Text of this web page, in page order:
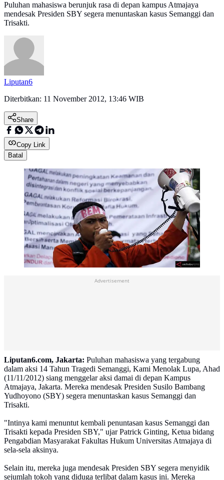
Puluhan mahasiswa berunjuk rasa di depan kampus Atmajaya
mendesak Presiden SBY segera menuntaskan kasus Semanggi dan
Trisakti.
Liputan6
Diterbitkan: 11 November 2012, 13:46 WIB
Share
Copy Link
Batal
Advertisement
Liputan6.com, Jakarta: Puluhan mahasiswa yang tergabung
dalam aksi 14 Tahun Tragedi Semanggi, Kami Menolak Lupa, Ahad
(11/11/2012) siang menggelar aksi damai di depan Kampus
Atmajaya, Jakarta. Mereka mendesak Presiden Susilo Bambang
Yudhoyono (SBY) segera menuntaskan kasus Semanggi dan
Trisakti.
"Intinya kami menuntut kembali penuntasan kasus Semanggi dan
Trisakti kepada Presiden SBY," ujar Patrick Ginting, Ketua bidang
Pengabdian Masyarakat Fakultas Hukum Universitas Atmajaya di
sela-sela aksinya.
Selain itu, mereka juga mendesak Presiden SBY segera menyidik
sejumlah tokoh yang diduga terlibat dalam kasus ini. Mereka